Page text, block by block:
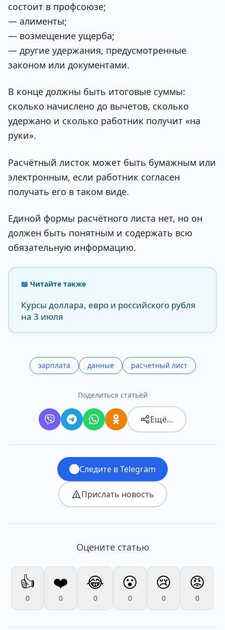
состоит в профсоюзе;
— алименты;
— возмещение ущерба;
— другие удержания, предусмотренные
законом или документами.
В конце должны быть итоговые суммы:
сколько начислено до вычетов, сколько
удержано и сколько работник получит «на
руки».
Расчётный листок может быть бумажным или
электронным, если работник согласен
получать его в таком виде.
Единой формы расчётного листа нет, но он
должен быть понятным и содержать всю
обязательную информацию.
📖 Читайте также
Курсы доллара, евро и российского рубля
на 3 июля
зарплата данные расчетный лист
Поделиться статьёй
Ещё…
Следите в Telegram
Прислать новость
Оцените статью
👍
0
❤️
0
😂
0
😮
0
😢
0
😡
0